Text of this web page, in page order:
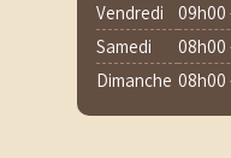
Vendredi
09h00
Samedi
08h00
Dimanche 08h00